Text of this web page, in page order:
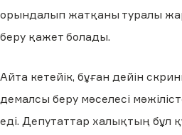
орындалып жатқаны туралы
беру қажет болады.
Айта кетейік, бұған дейін
демалсы беру мәселесі
еді. Депутаттар халықтың бұл